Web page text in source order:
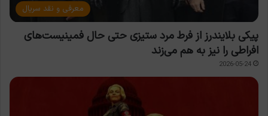
معرفی و نقد سریال
پیکی بلایندرز از فرط مرد ستیزی حتی حال فمینیست‌های
افراطی را نیز به هم می‌زند
2026-05-24